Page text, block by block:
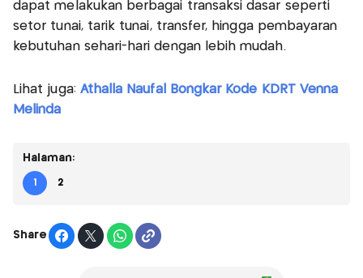
dapat melakukan berbagai transaksi dasar seperti
setor tunai, tarik tunai, transfer, hingga pembayaran
kebutuhan sehari-hari dengan lebih mudah.
Lihat juga: Athalla Naufal Bongkar Kode KDRT Venna
Melinda
Halaman:
1 2
Share